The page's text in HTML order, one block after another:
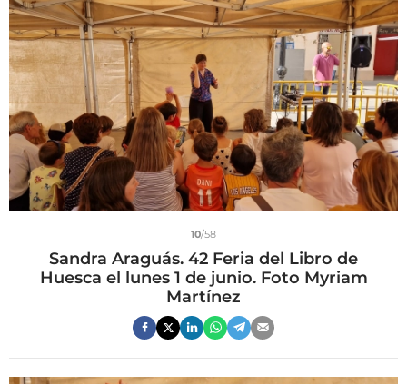
10/58
Sandra Araguás. 42 Feria del Libro de
Huesca el lunes 1 de junio. Foto Myriam
Martínez